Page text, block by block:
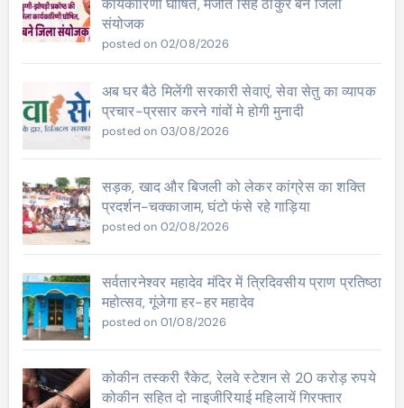
संयोजक
posted on 02/08/2026
अब घर बैठे मिलेंगी सरकारी सेवाएं, सेवा सेतु का व्यापक
प्रचार-प्रसार करने गांवों मे होगी मुनादी
posted on 03/08/2026
सड़क, खाद और बिजली को लेकर कांग्रेस का शक्ति
प्रदर्शन-चक्काजाम, घंटो फंसे रहे गाड़िया
posted on 02/08/2026
सर्वतारनेश्वर महादेव मंदिर में त्रिदिवसीय प्राण प्रतिष्ठा
महोत्सव, गूंजेगा हर-हर महादेव
posted on 01/08/2026
कोकीन तस्करी रैकेट, रेलवे स्टेशन से 20 करोड़ रुपये
कोकीन सहित दो नाइजीरियाई महिलायें गिरफ्तार